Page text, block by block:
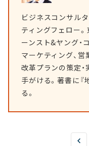
ビジネスコンサル
ティングフェロー
ーンスト&ヤング・
マーケティング、営
改革プランの策定・
手がける。著書に『
る。